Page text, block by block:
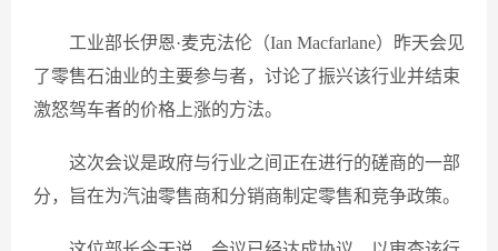
工业部长伊恩·麦克法伦（Ian Macfarlane）昨天会见
了零售石油业的主要参与者，讨论了振兴该行业并结束
激怒驾车者的价格上涨的方法。
这次会议是政府与行业之间正在进行的磋商的一部
分，旨在为汽油零售商和分销商制定零售和竞争政策。